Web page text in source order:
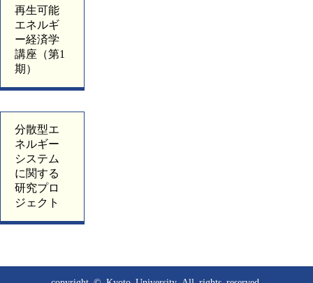
再生可能
エネルギ
ー経済学
講座（第1
期）
分散型エ
ネルギー
システム
に関する
研究プロ
ジェクト